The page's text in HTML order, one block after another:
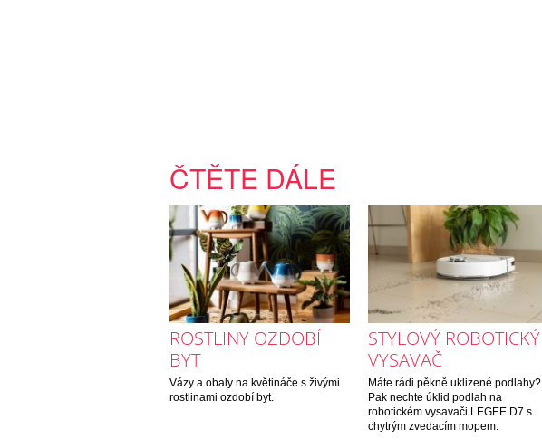
ČTĚTE DÁLE
ROSTLINY OZDOBÍ
BYT
Vázy a obaly na květináče s živými
rostlinami ozdobí byt.
STYLOVÝ ROBOTICKÝ
VYSAVAČ
Máte rádi pěkně uklizené podlahy?
Pak nechte úklid podlah na
robotickém vysavači LEGEE D7 s
chytrým zvedacím mopem.